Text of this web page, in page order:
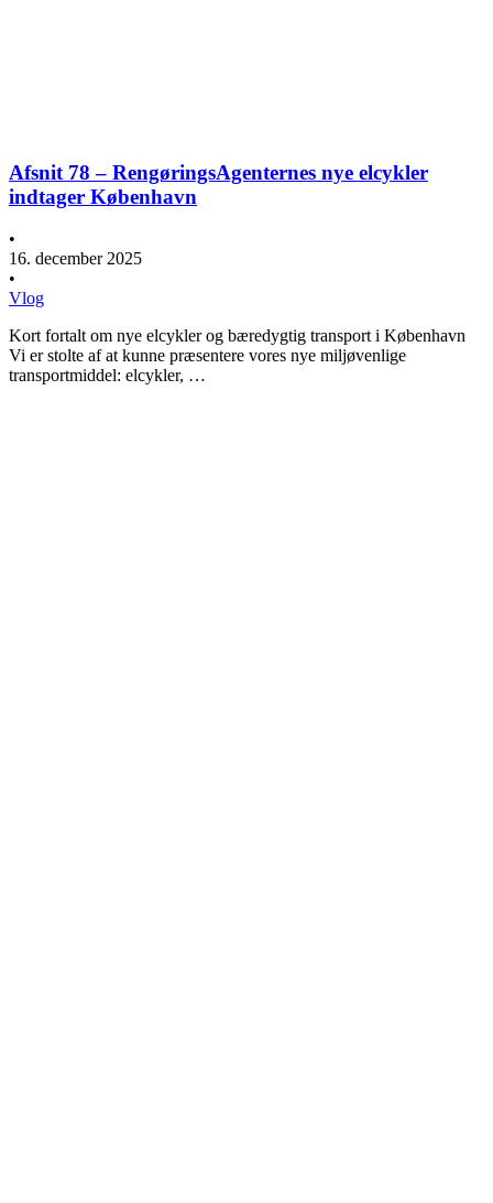
Afsnit 78 – RengøringsAgenternes nye elcykler
indtager København
•
16. december 2025
•
Vlog
Kort fortalt om nye elcykler og bæredygtig transport i København
Vi er stolte af at kunne præsentere vores nye miljøvenlige
transportmiddel: elcykler, …